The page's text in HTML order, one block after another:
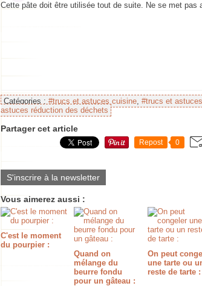
Cette pâte doit être utilisée tout de suite. Ne se met pas
Catégories : #trucs et astuces cuisine, #trucs et
astuces réduction des déchets
Partager cet article
Repost 0
S'inscrire à la newsletter
Vous aimerez aussi :
C'est le moment
du pourpier :
Quand on
mélange du
beurre fondu
pour un gâteau :
On peut
une tarte ou
reste de tarte :